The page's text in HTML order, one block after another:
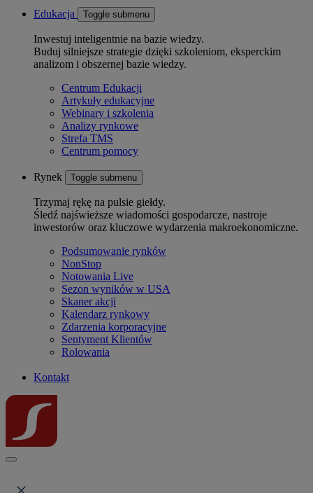
Edukacja Toggle submenu
Inwestuj inteligentnie na bazie wiedzy.
Buduj silniejsze strategie dzięki szkoleniom, eksperckim
analizom i obszernej bazie wiedzy.
Centrum Edukacji
Artykuły edukacyjne
Webinary i szkolenia
Analizy rynkowe
Strefa TMS
Centrum pomocy
Rynek Toggle submenu
Trzymaj rękę na pulsie giełdy.
Śledź najświeższe wiadomości gospodarcze, nastroje
inwestorów oraz kluczowe wydarzenia makroekonomiczne.
Podsumowanie rynków
NonStop
Notowania Live
Sezon wyników w USA
Skaner akcji
Kalendarz rynkowy
Zdarzenia korporacyjne
Sentyment Klientów
Rolowania
Kontakt